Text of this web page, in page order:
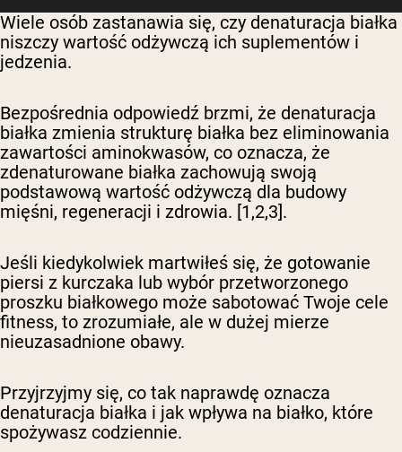
Wiele osób zastanawia się, czy denaturacja białka
niszczy wartość odżywczą ich suplementów i
jedzenia.
Bezpośrednia odpowiedź brzmi, że denaturacja
białka zmienia strukturę białka bez eliminowania
zawartości aminokwasów, co oznacza, że
zdenaturowane białka zachowują swoją
podstawową wartość odżywczą dla budowy
mięśni, regeneracji i zdrowia. [1,2,3].
Jeśli kiedykolwiek martwiłeś się, że gotowanie
piersi z kurczaka lub wybór przetworzonego
proszku białkowego może sabotować Twoje cele
fitness, to zrozumiałe, ale w dużej mierze
nieuzasadnione obawy.
Przyjrzyjmy się, co tak naprawdę oznacza
denaturacja białka i jak wpływa na białko, które
spożywasz codziennie.